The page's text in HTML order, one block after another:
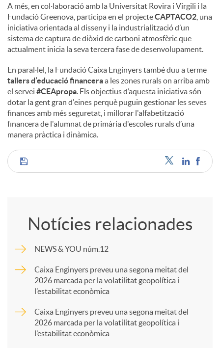
A més, en col·laboració amb la Universitat Rovira i Virgili i la
Fundació Greenova, participa en el projecteCAPTACO2 , una
iniciativa orientada al disseny i la industrialització d’un
sistema de captura de diòxid de carboni atmosfèric que
actualment inicia la seva tercera fase de desenvolupament.
En paral·lel, la Fundació Caixa Enginyers també duu a terme
tallers d’educació financeraa les zones rurals on arriba amb
el servei #CEApropa. Els objectius d’aquesta iniciativa són
dotar la gent gran d'eines perquè puguin gestionar les seves
finances amb més seguretat, i millorar l'alfabetització
financera de l'alumnat de primària d'escoles rurals d’una
manera pràctica i dinàmica.
C
m
p
Notícies relacionades
NEWS & YOU núm.12
Caixa Enginyers preveu una segona meitat del
2026 marcada per la volatilitat geopolítica i
l’estabilitat econòmica
Caixa Enginyers preveu una segona meitat del
2026 marcada per la volatilitat geopolítica i
l’estabilitat econòmica